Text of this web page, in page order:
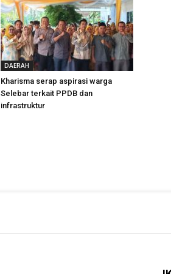
DAERAH
Kharisma serap aspirasi warga
Selebar terkait PPDB dan
infrastruktur